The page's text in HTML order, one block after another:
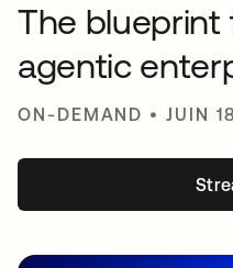
The blueprint
agentic
ON-DEMAND • JUIN